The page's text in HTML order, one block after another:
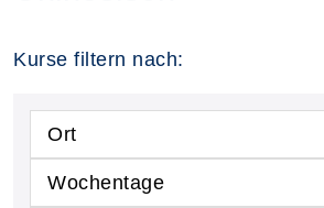
Kurse filtern nach:
Ort
Wochentage